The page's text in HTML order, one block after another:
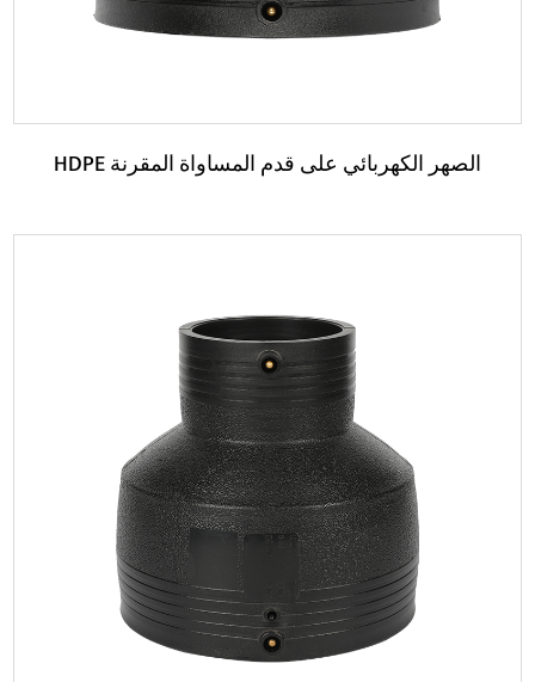
حدود:
بالإضافة إلى ذلك، فإن قارنة التوصيل المتساوية HDPE
اقرأ المزيد
HDPE الصهر الكهربائي على قدم المساواة المقرنة